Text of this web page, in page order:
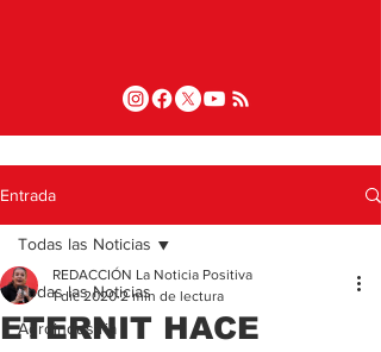
Entrada
Todas las Noticias
Agroindustria
Todas las Noticias
ETERNIT HACE
REDACCIÓN La Noticia Positiva
1 dic 2020 2 min de lectura